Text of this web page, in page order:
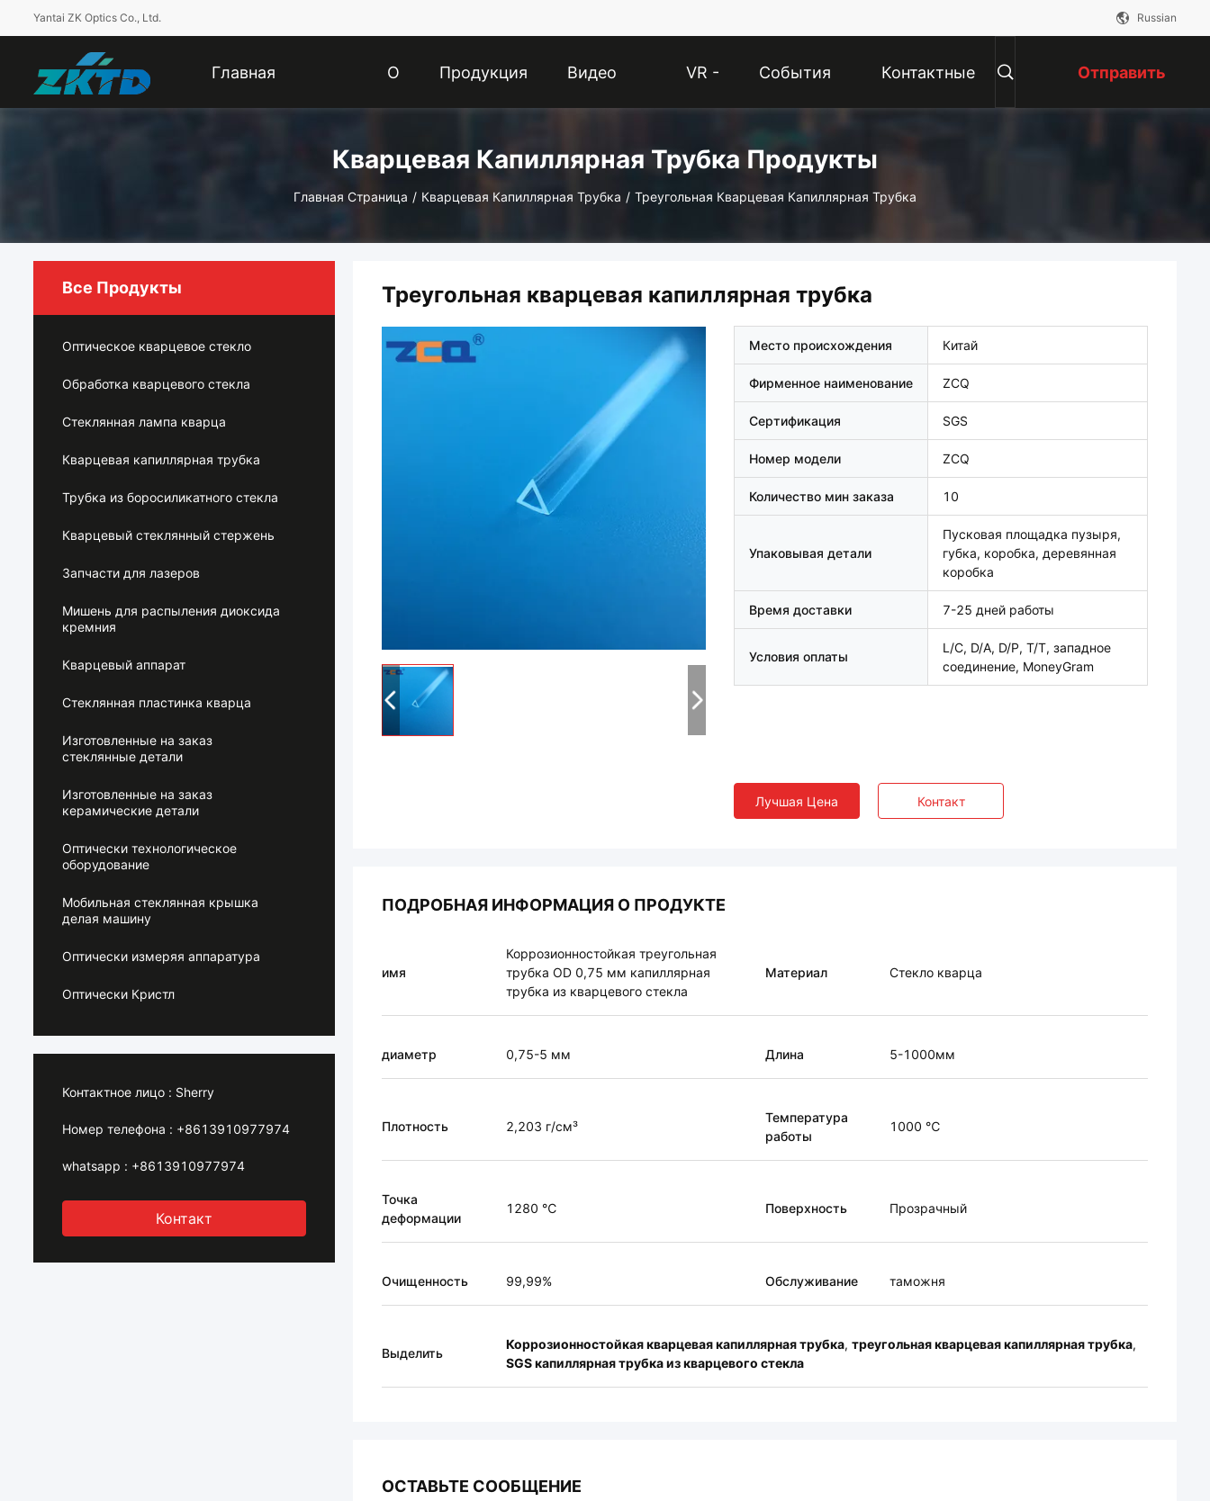
Yantai ZK Optics Co., Ltd. Russian
Главная О Продукция Видео VR - События Контактные Отправить
Кварцевая Капиллярная Трубка Продукты
Главная Страница / Кварцевая Капиллярная Трубка / Треугольная Кварцевая Капиллярная Трубка
Все Продукты
Оптическое кварцевое стекло
Обработка кварцевого стекла
Стеклянная лампа кварца
Кварцевая капиллярная трубка
Трубка из боросиликатного стекла
Кварцевый стеклянный стержень
Запчасти для лазеров
Мишень для распыления диоксида
кремния
Кварцевый аппарат
Стеклянная пластинка кварца
Изготовленные на заказ
стеклянные детали
Изготовленные на заказ
керамические детали
Оптически технологическое
оборудование
Мобильная стеклянная крышка
делая машину
Оптически измеряя аппаратура
Оптически Кристл
Контактное лицо : Sherry
Номер телефона : +8613910977974
whatsapp : +8613910977974
Контакт
Треугольная кварцевая капиллярная трубка
Место происхождения Китай
Фирменное наименование ZCQ
Сертификация SGS
Номер модели ZCQ
Количество мин заказа 10
Упаковывая детали
Пусковая площадка пузыря,
губка, коробка, деревянная
коробка
Время доставки 7-25 дней работы
Условия оплаты
L/C, D/A, D/P, T/T, западное
соединение, MoneyGram
Лучшая Цена Контакт
ПОДРОБНАЯ ИНФОРМАЦИЯ О ПРОДУКТЕ
имя
Коррозионностойкая треугольная
трубка OD 0,75 мм капиллярная
трубка из кварцевого стекла
Материал Стекло кварца
диаметр 0,75-5 мм Длина 5-1000мм
Плотность 2,203 г/см³
Температура
работы
1000 ℃
Точка
деформации
1280 ℃ Поверхность Прозрачный
Очищенность 99,99% Обслуживание таможня
Выделить
Коррозионностойкая кварцевая капиллярная трубка, треугольная кварцевая капиллярная трубка,
SGS капиллярная трубка из кварцевого стекла
ОСТАВЬТЕ СООБЩЕНИЕ